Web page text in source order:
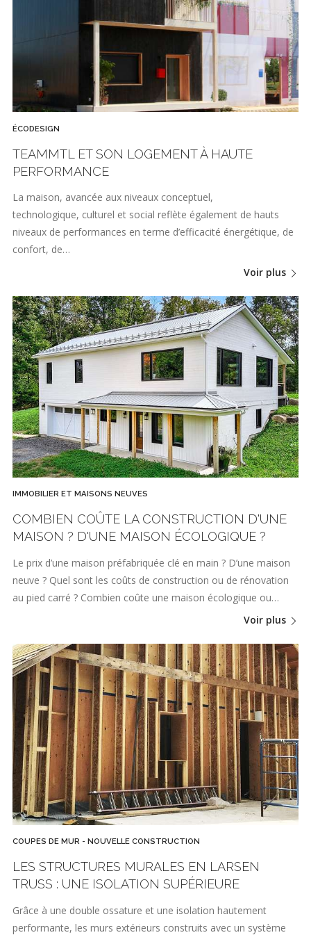
ÉCODESIGN
TEAMMTL ET SON LOGEMENT À HAUTE
PERFORMANCE
La maison, avancée aux niveaux conceptuel,
technologique, culturel et social reflète également de hauts
niveaux de performances en terme d’efficacité énergétique, de
confort, de…
Voir plus
IMMOBILIER ET MAISONS NEUVES
COMBIEN COÛTE LA CONSTRUCTION D'UNE
MAISON ? D'UNE MAISON ÉCOLOGIQUE ?
Le prix d’une maison préfabriquée clé en main ? D’une maison
neuve ? Quel sont les coûts de construction ou de rénovation
au pied carré ? Combien coûte une maison écologique ou…
Voir plus
COUPES DE MUR - NOUVELLE CONSTRUCTION
LES STRUCTURES MURALES EN LARSEN
TRUSS : UNE ISOLATION SUPÉRIEURE
Grâce à une double ossature et une isolation hautement
performante, les murs extérieurs construits avec un système